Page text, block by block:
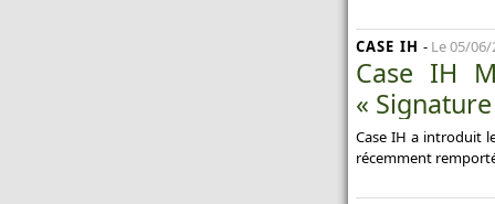
CASE IH - Le 05/06/
Case IH
«
Case IH a introduit
récemment